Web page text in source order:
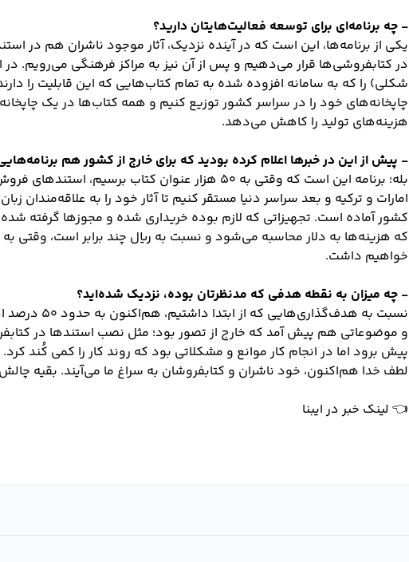
- چه برنامه‌ای برای توسعه فعالیت‌هایتان دارید؟
یکی از برنامه‌ها، این است که در آینده نزدیک، آثار موجود ناشران هم در
در کتابفروشی‌ها قرار می‌دهیم و پس از آن نیز به مراکز فرهنگی می‌رویم.
شکلی) را که به سامانه افزوده شده به تمام کتاب‌هایی که این قابلیت را
چاپخانه‌های خود را در سراسر کشور توزیع کنیم و همه کتاب‌ها در یک
هزینه‌های تولید را کاهش می‌دهد.
- پیش از این در خبرها اعلام کرده بودید که برای خارج از کشور هم
بله؛ برنامه این است که وقتی به ۵۰ هزار عنوان کتاب
امارات و ترکیه و بعد سراسر دنیا مستقر کنیم تا آثار خود را به علاقه‌مندان
کشور آماده است. تجهیزاتی که لازم بوده خریداری شده و مجوزها گرفته شده
خواهیم داشت.
- چه میزان به نقطه هدفی که مدنظرتان بوده، نزدیک شده‌اید؟
نسبت به
و موضوعاتی هم پیش آمد که خارج از تصور بود؛ مثل نصب استندها در
پیش برود اما در انجام کار موانع و مشکلاتی بود که روند کار را کمی کُند
لطف خدا هم‌اکنون، خود ناشران و کتابفروشان به سراغ ما می‌آیند. بقیه
👈 لینک خبر در ایبنا